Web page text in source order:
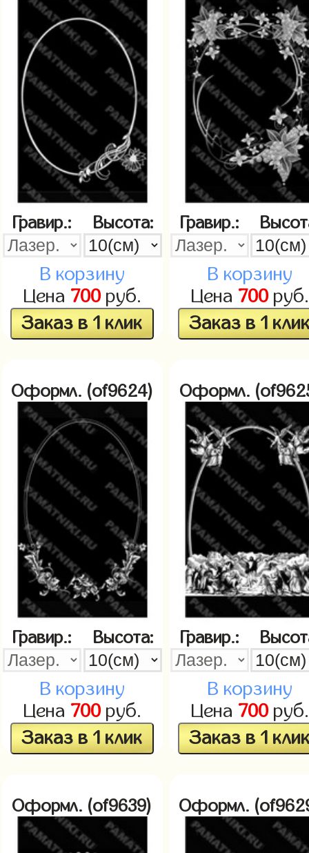
Гравир.: Высота:
В корзину
Цена 700руб.
Заказ в 1 клик
Гравир.:
В корзину
Цена 700руб.
Заказ в 1
Оформл. (of9624)
Гравир.: Высота:
В корзину
Цена 700руб.
Заказ в 1 клик
Оформл.
Гравир.:
В корзину
Цена 700руб.
Заказ в 1
Оформл. (of9639) Оформл.